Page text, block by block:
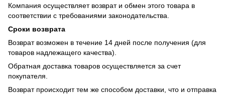
Компания осуществляет возврат и обмен этого товара в
соответствии с требованиями законодательства.
Сроки возврата
Возврат возможен в течение 14 дней после получения (для
товаров надлежащего качества).
Обратная доставка товаров осуществляется за счет
покупателя.
Возврат происходит тем же способом доставки, что и отправка